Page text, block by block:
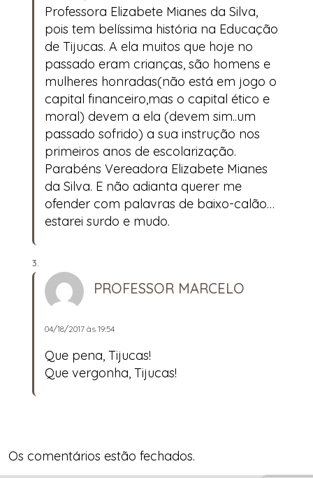
Professora Elizabete Mianes da Silva,
pois tem belíssima história na Educação
de Tijucas. A ela muitos que hoje no
passado eram crianças, são homens e
mulheres honradas(não está em jogo o
capital financeiro,mas o capital ético e
moral) devem a ela (devem sim..um
passado sofrido) a sua instrução nos
primeiros anos de escolarização.
Parabéns Vereadora Elizabete Mianes
da Silva. E não adianta querer me
ofender com palavras de baixo-calão…
estarei surdo e mudo.
PROFESSOR MARCELO
04/18/2017 às 19:54
Que pena, Tijucas!
Que vergonha, Tijucas!
Os comentários estão fechados.